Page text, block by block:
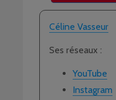
Céline Vasseur
Ses réseaux :
YouTube
Instagram